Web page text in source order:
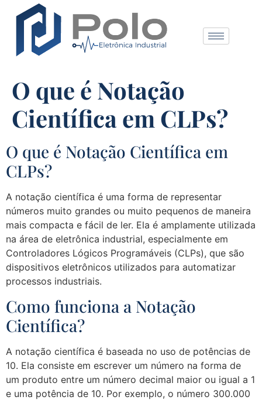
O que é Notação
Científica em CLPs?
O que é Notação Científica em
CLPs?
A notação científica é uma forma de representar
números muito grandes ou muito pequenos de maneira
mais compacta e fácil de ler. Ela é amplamente utilizada
na área de eletrônica industrial, especialmente em
Controladores Lógicos Programáveis (CLPs), que são
dispositivos eletrônicos utilizados para automatizar
processos industriais.
Como funciona a Notação
Científica?
A notação científica é baseada no uso de potências de
10. Ela consiste em escrever um número na forma de
um produto entre um número decimal maior ou igual a 1
e uma potência de 10. Por exemplo, o número 300.000